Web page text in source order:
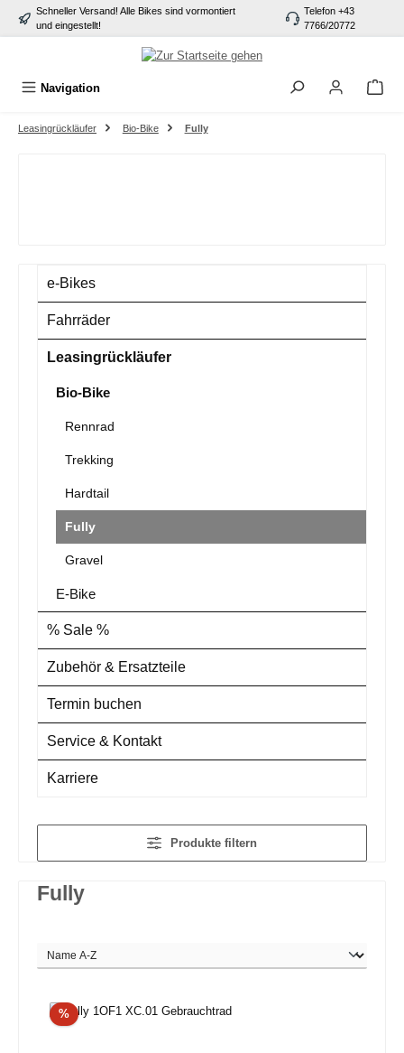
springen
Schneller Versand! Alle Bikes sind vormontiert
und eingestellt!
Telefon +43
7766/20772
Navigation
Leasingrückläufer Bio-Bike Fully
e-Bikes
Fahrräder
Leasingrückläufer
Bio-Bike
Rennrad
Trekking
Hardtail
Fully
Gravel
E-Bike
% Sale %
Zubehör & Ersatzteile
Termin buchen
Service & Kontakt
Karriere
Produkte filtern
Fully
%Rabatt